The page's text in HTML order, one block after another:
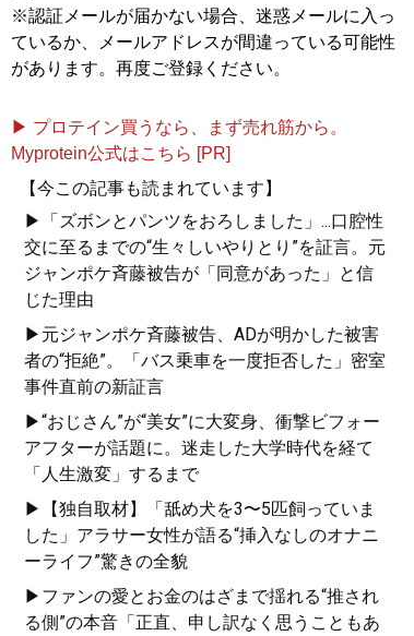
※認証メールが届かない場合、迷惑メールに入っ
ているか、メールアドレスが間違っている可能性
があります。再度ご登録ください。
▶ プロテイン買うなら、まず売れ筋から。
Myprotein公式はこちら [PR]
【今この記事も読まれています】
▶「ズボンとパンツをおろしました」...口腔性
交に至るまでの“生々しいやりとり”を証言。元
ジャンポケ斉藤被告が「同意があった」と信
じた理由
▶元ジャンポケ斉藤被告、ADが明かした被害
者の“拒絶”。「バス乗車を一度拒否した」密室
事件直前の新証言
▶“おじさん”が“美女”に大変身、衝撃ビフォー
アフターが話題に。迷走した大学時代を経て
「人生激変」するまで
▶【独自取材】「舐め犬を3〜5匹飼っていま
した」アラサー女性が語る“挿入なしのオナニ
ーライフ”驚きの全貌
▶ファンの愛とお金のはざまで揺れる“推され
る側”の本音「正直、申し訳なく思うこともあ